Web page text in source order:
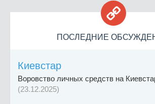

ПОСЛЕДНИЕ
Киевстар
Воровство личных средств на
(23.12.2025)